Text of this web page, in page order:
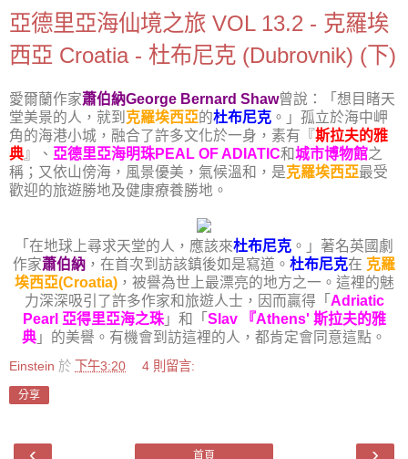
亞德里亞海仙境之旅 VOL 13.2 - 克羅埃
西亞 Croatia - 杜布尼克 (Dubrovnik) (下)
愛爾蘭作家蕭伯納George Bernard Shaw曾說：「想目睹天
堂美景的人，就到 克羅埃西亞的杜布尼克 。」孤立於海中岬
角的海港小城，融合了許多文化於一身，素有『斯拉夫的雅
典』、 亞德里亞海明珠PEAL OF ADIATIC和城市博物館之
稱；又依山傍海，風景優美，氣候溫和，是克羅埃西亞最受
歡迎的旅遊勝地及健康療養勝地。
「在地球上尋求天堂的人，應該來杜布尼克 。」著名英國劇
作家蕭伯納 ，在首次到訪該鎮後如是寫道。 杜布尼克在 克羅
埃西亞(Croatia)，被譽為世上最漂亮的地方之一。這裡的魅
力深深吸引了許多作家和旅遊人士，因而贏得「 Adriatic
Pearl 亞得里亞海之珠」和「 Slav 『Athens' 斯拉夫的雅
典 」的美譽。有機會到訪這裡的人，都肯定會同意這點。
Einstein 於 下午3:20 4 則留言:
分享
首頁